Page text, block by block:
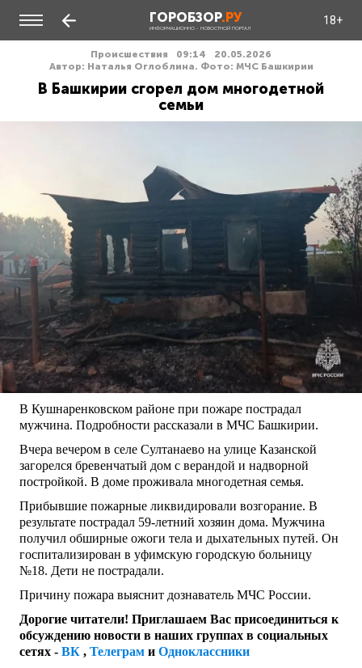
ГОРОБЗОР.РУ
ИНФОРМАЦИОННО - НОВОСТНОЙ ПОРТАЛ
18+
Происшествия 09:14
20.05.2026
Автор: Наталья Оглоблина. Фото: МЧС Башкирии
В Башкирии сгорел дом многодетной
семьи
В Кушнаренковском районе при пожаре пострадал
мужчина. Подробности рассказали в МЧС Башкирии.
Вчера вечером в селе Султанаево на улице Казанской
загорелся бревенчатый дом с верандой и надворной
постройкой. В доме проживала многодетная семья.
Прибывшие пожарные ликвидировали возгорание. В
результате пострадал 59-летний хозяин дома. Мужчина
получил обширные ожоги тела и дыхательных путей. Он
госпитализирован в уфимскую городскую больницу
№18. Дети не пострадали.
Причину пожара выяснит дознаватель МЧС России.
Дорогие читатели! Приглашаем Вас присоединиться к
обсуждению новости в наших группах в социальных
сетях - ВК , Телеграм и Одноклассники